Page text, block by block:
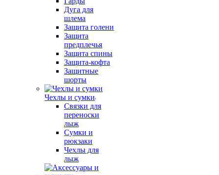
Дуга для
шлема
Защита голени
Защита
предплечья
Защита спины
Защита-кофта
Защитные
шорты
Чехлы и сумки
Связки для
переноски
лыж
Сумки и
рюкзаки
Чехлы для
лыж